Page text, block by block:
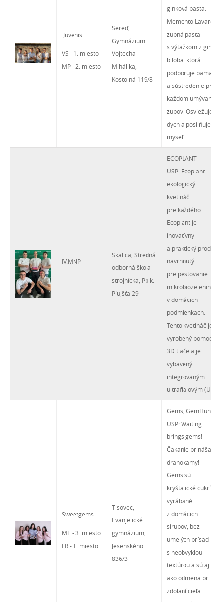
Juvenis
VS - 1. miesto
MP - 2. miesto
Sereď,
Gymnázium
Vojtecha
Mihálika,
Kostolná 119/8
ginková pasta.
Memento Lavare –
zubná pasta
s výťažkom z ginka
biloba, ktorá
podporuje pamäť
a sústredenie pri
každom umývaní
zubov. Osviežuje
dych a posilňuje
myseľ.
IV.MNP
Skalica, Stredná
odborná škola
strojnícka, Pplk.
Pľujšťa 29
ECOPLANT
USP: Ecoplant -
ekologický
kvetináč
pre každého
Ecoplant je
inovatívny
a praktický produkt
navrhnutý
pre pestovanie
mikrobiozeleniny
v domácich
podmienkach.
Tento kvetináč je
vyrobený pomocou
3D tlače a je
vybavený
integrovaným
ultrafialovým (UV)
Sweetgems
MT - 3. miesto
FR - 1. miesto
Tisovec,
Evanjelické
gymnázium,
Jesenského
836/3
Gems, GemHunt
USP: Waiting
brings gems!
Čakanie prináša
drahokamy!
Gems sú
kryštalické cukríky
vyrábané
z domácich
sirupov, bez
umelých prísad
s neobvyklou
textúrou a sú aj
ako odmena pri
zdolaní cieľa